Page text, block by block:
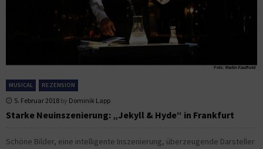
MUSICAL REZENSION
5. Februar 2018 by Dominik Lapp
Starke Neuinszenierung: „Jekyll & Hyde“ in Frankfurt
Schöne Bilder, eine intelligente Inszenierung, überzeugende Darsteller